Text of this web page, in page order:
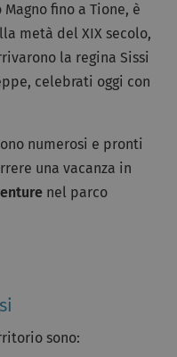
fino a Tione, è
metà del XIX secolo,
la regina Sissi
celebrati oggi con
numerosi e pronti
una vacanza in
nel parco
sono: